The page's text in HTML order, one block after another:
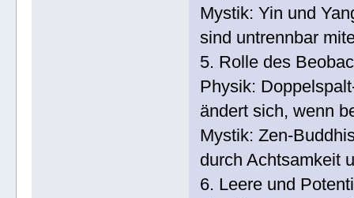
Mystik: Yin und
sind untrennbar
5. Rolle des
Physik:
ändert sich, wenn
Mystik: Zen-
durch Achtsamkeit
6. Leere und